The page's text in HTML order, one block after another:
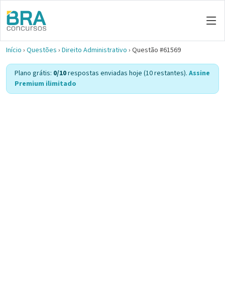
Início › Questões › Direito Administrativo › Questão #61569
Plano grátis: 0/10respostas enviadas hoje (10 restantes). Assine
Premium ilimitado